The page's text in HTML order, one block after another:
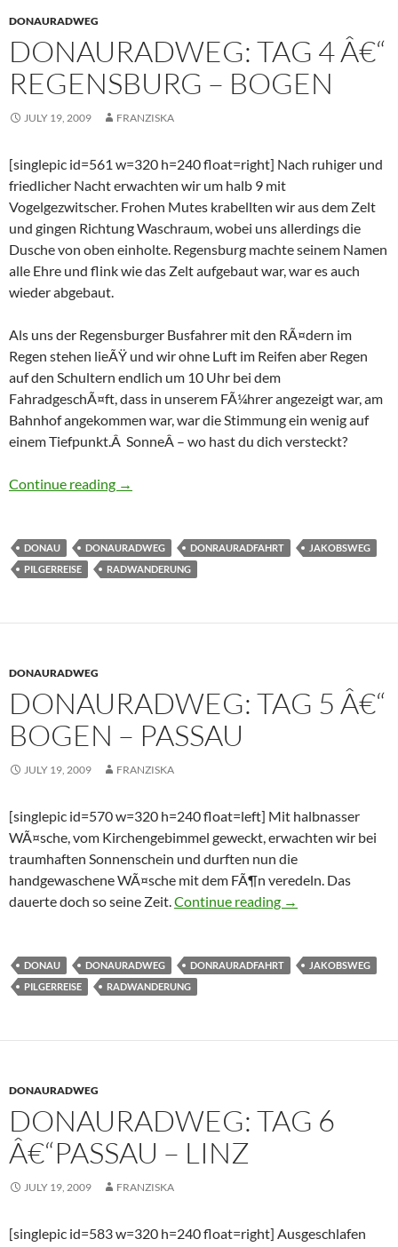
DONAURADWEG
DONAURADWEG: TAG 4 Â€“
REGENSBURG – BOGEN
JULY 19, 2009 FRANZISKA
[singlepic id=561 w=320 h=240 float=right] Nach ruhiger und
friedlicher Nacht erwachten wir um halb 9 mit
Vogelgezwitscher. Frohen Mutes krabellten wir aus dem Zelt
und gingen Richtung Waschraum, wobei uns allerdings die
Dusche von oben einholte. Regensburg machte seinem Namen
alle Ehre und flink wie das Zelt aufgebaut war, war es auch
wieder abgebaut.
Als uns der Regensburger Busfahrer mit den RÃ¤dern im
Regen stehen lieÃŸ und wir ohne Luft im Reifen aber Regen
auf den Schultern endlich um 10 Uhr bei dem
FahradgeschÃ¤ft, dass in unserem FÃ¼hrer angezeigt war, am
Bahnhof angekommen war, war die Stimmung ein wenig auf
einem Tiefpunkt.Â SonneÂ – wo hast du dich versteckt?
Continue reading Donauradweg: Tag 4 â€“ Regensburg – Bogen
→
DONAU DONAURADWEG DONRAURADFAHRT
JAKOBSWEG
PILGERREISE
RADWANDERUNG
DONAURADWEG
DONAURADWEG: TAG 5 Â€“
BOGEN – PASSAU
JULY 19, 2009 FRANZISKA
[singlepic id=570 w=320 h=240 float=left] Mit halbnasser
WÃ¤sche, vom Kirchengebimmel geweckt, erwachten wir bei
traumhaften Sonnenschein und durften nun die
handgewaschene WÃ¤sche mit dem FÃ¶n veredeln. Das
dauerte doch so seine Zeit.Continue reading Donauradweg:
→
DONAU DONAURADWEG DONRAURADFAHRT
JAKOBSWEG
PILGERREISE
RADWANDERUNG
DONAURADWEG
DONAURADWEG: TAG 6
Â€“PASSAU – LINZ
JULY 19, 2009 FRANZISKA
[singlepic id=583 w=320 h=240 float=right] Ausgeschlafen